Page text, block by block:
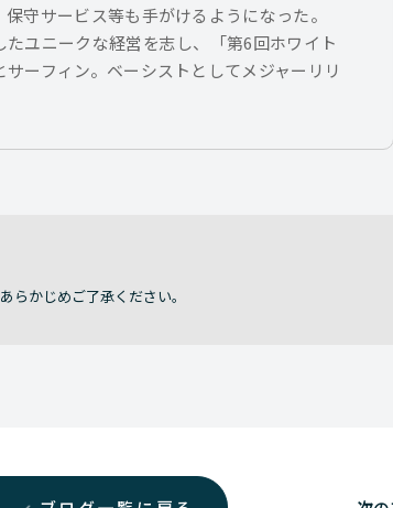
守サービス等も手がけるようになった。
ユニークな経営を志し、「第6回ホワイト
ーフィン。ベーシストとしてメジャーリリ
らかじめご了承ください。